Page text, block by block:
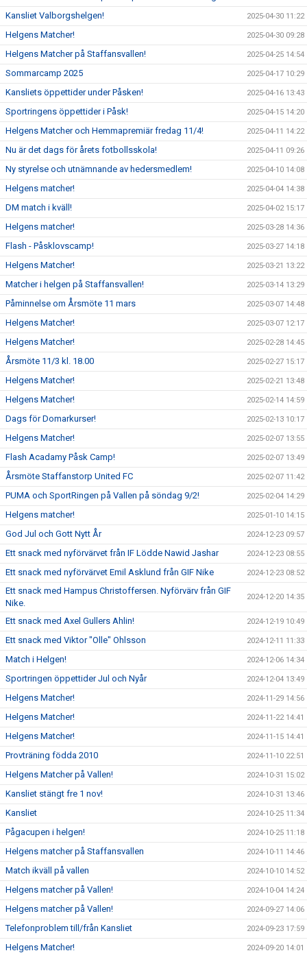
Kansliet Valborgshelgen! 2025-04-30 11:22
Helgens Matcher! 2025-04-30 09:28
Helgens Matcher på Staffansvallen! 2025-04-25 14:54
Sommarcamp 2025 2025-04-17 10:29
Kansliets öppettider under Påsken! 2025-04-16 13:43
Sportringens öppettider i Påsk! 2025-04-15 14:20
Helgens Matcher och Hemmapremiär fredag 11/4! 2025-04-11 14:22
Nu är det dags för årets fotbollsskola! 2025-04-11 09:26
Ny styrelse och utnämnande av hedersmedlem! 2025-04-10 14:08
Helgens matcher! 2025-04-04 14:38
DM match i kväll! 2025-04-02 15:17
Helgens matcher! 2025-03-28 14:36
Flash - Påsklovscamp! 2025-03-27 14:18
Helgens Matcher! 2025-03-21 13:22
Matcher i helgen på Staffansvallen! 2025-03-14 13:29
Påminnelse om Årsmöte 11 mars 2025-03-07 14:48
Helgens Matcher! 2025-03-07 12:17
Helgens Matcher! 2025-02-28 14:45
Årsmöte 11/3 kl. 18.00 2025-02-27 15:17
Helgens Matcher! 2025-02-21 13:48
Helgens Matcher! 2025-02-14 14:59
Dags för Domarkurser! 2025-02-13 10:17
Helgens Matcher! 2025-02-07 13:55
Flash Acadamy Påsk Camp! 2025-02-07 13:49
Årsmöte Staffanstorp United FC 2025-02-07 11:42
PUMA och SportRingen på Vallen på söndag 9/2! 2025-02-04 14:29
Helgens matcher! 2025-01-10 14:15
God Jul och Gott Nytt År 2024-12-23 09:57
Ett snack med nyförvärvet från IF Lödde Nawid Jashar 2024-12-23 08:55
Ett snack med nyförvärvet Emil Asklund från GIF Nike 2024-12-23 08:52
Ett snack med Hampus Christoffersen. Nyförvärv från GIF
Nike.
2024-12-20 14:35
Ett snack med Axel Gullers Ahlin! 2024-12-19 10:49
Ett snack med Viktor "Olle" Ohlsson 2024-12-11 11:33
Match i Helgen! 2024-12-06 14:34
Sportringen öppettider Jul och Nyår 2024-12-04 13:49
Helgens Matcher! 2024-11-29 14:56
Helgens Matcher! 2024-11-22 14:41
Helgens Matcher! 2024-11-15 14:41
Provträning födda 2010 2024-11-10 22:51
Helgens Matcher på Vallen! 2024-10-31 15:02
Kansliet stängt fre 1 nov! 2024-10-31 13:46
Kansliet 2024-10-25 11:34
Pågacupen i helgen! 2024-10-25 11:18
Helgens matcher på Staffansvallen 2024-10-11 14:46
Match ikväll på vallen 2024-10-10 14:52
Helgens matcher på Vallen! 2024-10-04 14:24
Helgens matcher på Vallen! 2024-09-27 14:06
Telefonproblem till/från Kansliet 2024-09-23 17:59
Helgens Matcher! 2024-09-20 14:01